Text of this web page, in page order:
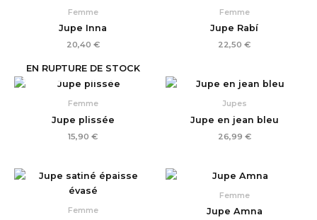
Femme
Jupe Inna
20,40 €
Femme
Jupe Rabí
22,50 €
EN RUPTURE DE STOCK
Femme
Jupe plissée
15,90 €
Jupes
Jupe en jean bleu
26,99 €
Femme
Femme
Jupe Amna